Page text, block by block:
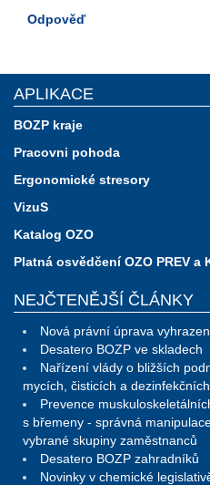
Odpověď
APLIKACE
BOZP kraje
Pracovni pohoda
Ergonomické stresory
VizuS
Katalog OZO
Platná osvědčení OZO PREV a
NEJČTENĚJŠÍ ČLÁNKY
Nová právní úprava
Desatero BOZP ve skladech
Nařízení vlády o bližších
mycích, čisticích a
Prevence
s břemeny - správná
vybrané skupiny zaměstnanců
Desatero BOZP zahradníků
Novinky v chemické